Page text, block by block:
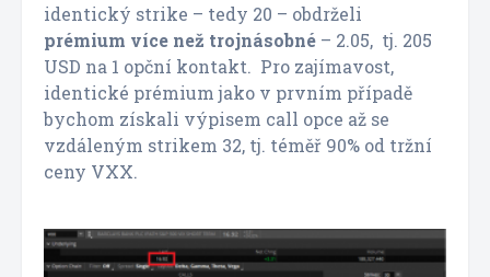
identický strike – tedy 20 – obdrželi
prémium více než trojnásobné – 2.05, tj. 205
USD na 1 opční kontakt. Pro zajímavost,
identické prémium jako v prvním případě
bychom získali výpisem call opce až se
vzdáleným strikem 32, tj. téměř 90% od tržní
ceny VXX.